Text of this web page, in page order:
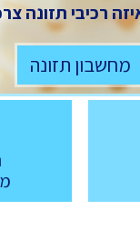
רכיבי תזונה
מחשבון תזונה